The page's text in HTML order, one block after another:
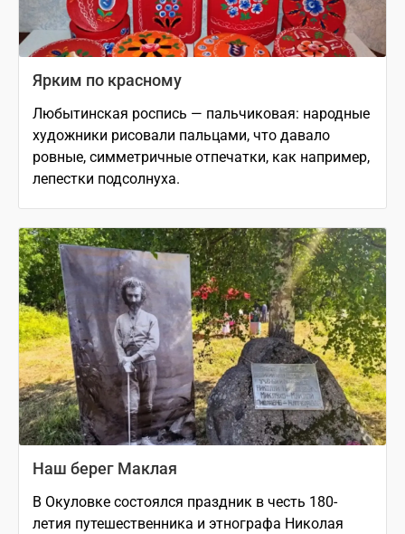
Ярким по красному
Любытинская роспись — пальчиковая: народные
художники рисовали пальцами, что давало
ровные, симметричные отпечатки, как например,
лепестки подсолнуха.
Наш берег Маклая
В Окуловке состоялся праздник в честь 180-
летия путешественника и этнографа Николая